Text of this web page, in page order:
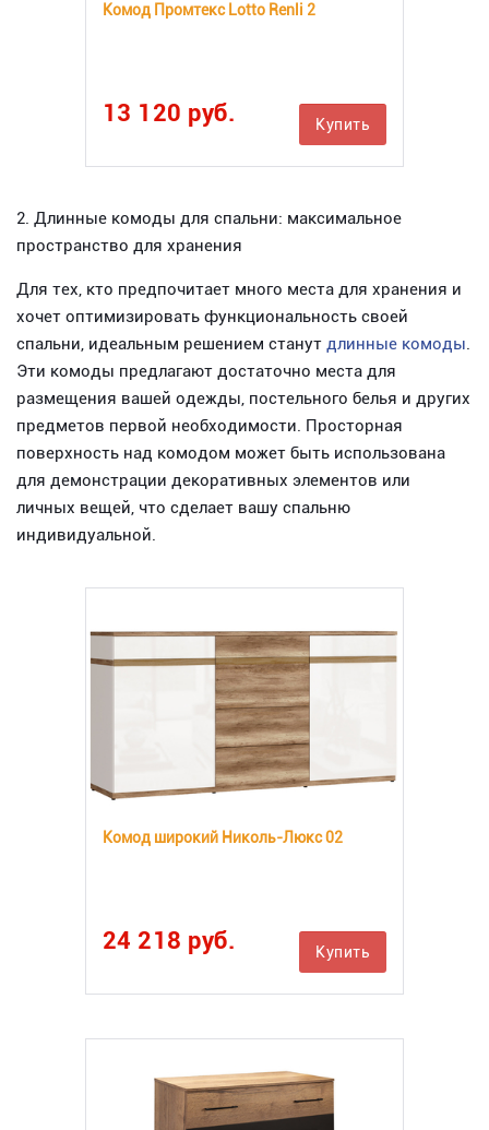
Комод Промтекс Lotto Renli 2
13 120 руб. Купить
2. Длинные комоды для спальни: максимальное
пространство для хранения
Для тех, кто предпочитает много места для хранения и
хочет оптимизировать функциональность своей
спальни, идеальным решением станут длинные комоды.
Эти комоды предлагают достаточно места для
размещения вашей одежды, постельного белья и других
предметов первой необходимости. Просторная
поверхность над комодом может быть использована
для демонстрации декоративных элементов или
личных вещей, что сделает вашу спальню
индивидуальной.
Комод широкий Николь-Люкс 02
24 218 руб. Купить